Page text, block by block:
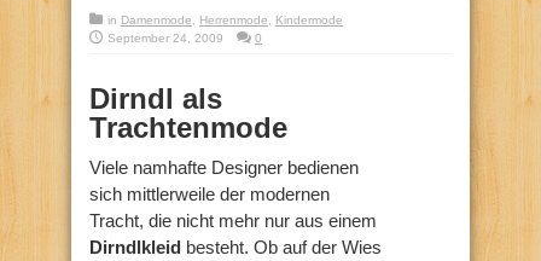
in Damenmode Herrenmode
Kindermode
September 24, 2009
0
Dirndl als
Trachtenmode
Viele namhafte Designer bedienen
sich mittlerweile der modernen
Tracht, die nicht mehr nur aus einem
Dirndlkleid besteht. Ob auf der Wies